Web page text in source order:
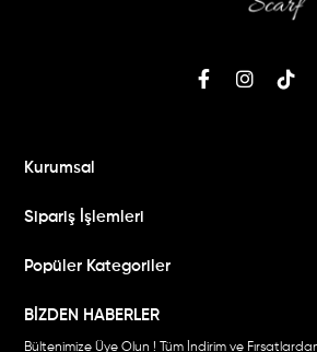
Kurumsal
Sipariş İşlemleri
Popüler Kategoriler
BİZDEN HABERLER
Bültenimize Üye Olun ! Tüm İndirim ve